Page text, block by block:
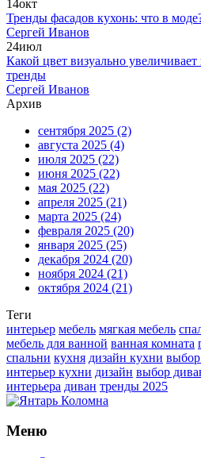
14окт
Тренды фасадов кухонь: что в
Сергей Иванов
24июл
Какой цвет визуально
тренды
Сергей Иванов
Архив
сентября 2025 (2)
августа 2025 (4)
июля 2025 (22)
июня 2025 (22)
мая 2025 (22)
апреля 2025 (21)
марта 2025 (24)
февраля 2025 (20)
января 2025 (25)
декабря 2024 (20)
ноября 2024 (21)
октября 2024 (21)
Теги
интерьер мебель мягкая мебель
мебель для ванной ванная комната
спальни кухня дизайн кухни
интерьер кухни дизайн выбор
интерьера диван тренды 2025
Меню